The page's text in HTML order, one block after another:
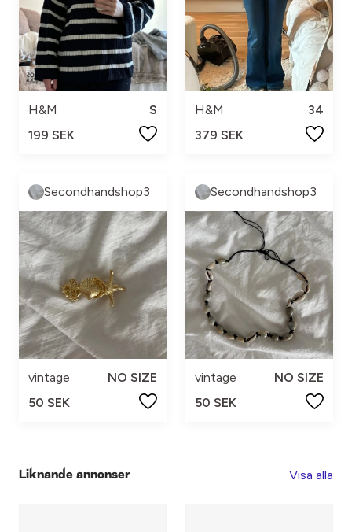
H&M
S
199 SEK
H&M
34
379 SEK
Secondhandshop3
vintage
NO SIZE
50 SEK
Secondhandshop3
vintage
NO SIZE
50 SEK
Liknande annonser Visa alla